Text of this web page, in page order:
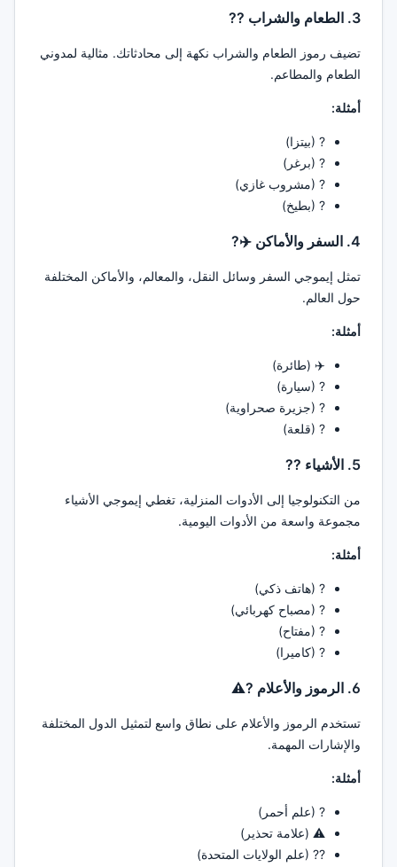
3. الطعام والشراب ??
تضيف رموز الطعام والشراب نكهة إلى محادثاتك. مثالية لمدوني
الطعام والمطاعم.
أمثلة:
? (بيتزا)
? (برغر)
? (مشروب غازي)
? (بطيخ)
4. السفر والأماكن ✈️?️
تمثل إيموجي السفر وسائل النقل، والمعالم، والأماكن المختلفة
حول العالم.
أمثلة:
✈️ (طائرة)
? (سيارة)
?️ (جزيرة صحراوية)
? (قلعة)
5. الأشياء ??
من التكنولوجيا إلى الأدوات المنزلية، تغطي إيموجي الأشياء
مجموعة واسعة من الأدوات اليومية.
أمثلة:
? (هاتف ذكي)
? (مصباح كهربائي)
? (مفتاح)
? (كاميرا)
6. الرموز والأعلام ?⚠️
تستخدم الرموز والأعلام على نطاق واسع لتمثيل الدول المختلفة
والإشارات المهمة.
أمثلة:
? (علم أحمر)
⚠️ (علامة تحذير)
?? (علم الولايات المتحدة)